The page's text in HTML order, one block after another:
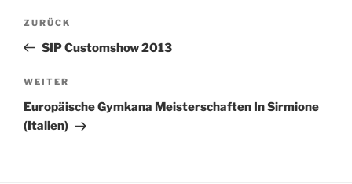
Beitragsnavigation
Vorheriger
Beitrag
ZURÜCK
SIP Customshow 2013
Nächster
Beitrag
WEITER
Europäische Gymkana Meisterschaften In Sirmione
(Italien)